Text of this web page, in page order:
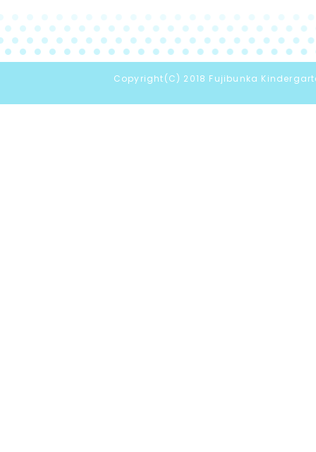
Copyright(C) 2018 Fujibunka